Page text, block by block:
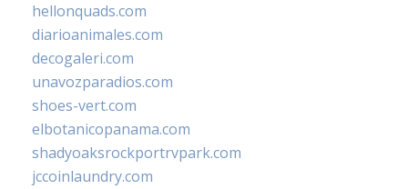
hellonquads.com
diarioanimales.com
decogaleri.com
unavozparadios.com
shoes-vert.com
elbotanicopanama.com
shadyoaksrockportrvpark.com
jccoinlaundry.com